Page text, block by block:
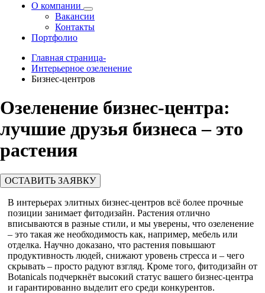
О компании
Вакансии
Контакты
Портфолио
Главная страница-
Интерьерное озеленение
Бизнес-центров
Озеленение бизнес-центра:
лучшие друзья бизнеса – это
растения
ОСТАВИТЬ ЗАЯВКУ
В интерьерах элитных бизнес-центров всё более прочные
позиции занимает фитодизайн. Растения отлично
вписываются в разные стили, и мы уверены, что озеленение
– это такая же необходимость как, например, мебель или
отделка. Научно доказано, что растения повышают
продуктивность людей, снижают уровень стресса и – чего
скрывать – просто радуют взгляд. Кроме того, фитодизайн от
Botanicals подчеркнёт высокий статус вашего бизнес-центра
и гарантированно выделит его среди конкурентов.